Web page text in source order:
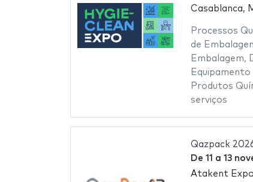
Casablanca,
Processos
de
Embalagem,
Equipamento
Produtos
serviços
Qazpack
De 11 a 13
Atakent Expo